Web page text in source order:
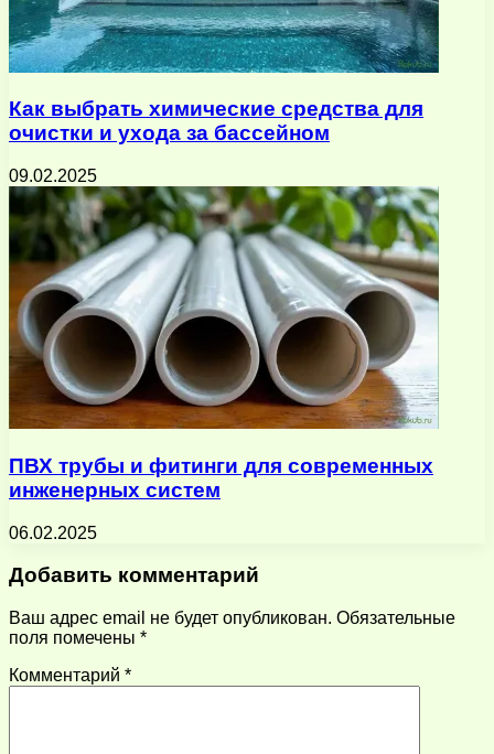
Как выбрать химические средства для
очистки и ухода за бассейном
09.02.2025
ПВХ трубы и фитинги для современных
инженерных систем
06.02.2025
Добавить комментарий
Ваш адрес email не будет опубликован. Обязательные
поля помечены *
Комментарий *